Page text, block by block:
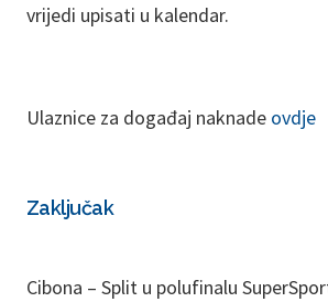
vrijedi upisati u kalendar.
Ulaznice za događaj naknade ovdje
Zaključak
Cibona – Split u polufinalu